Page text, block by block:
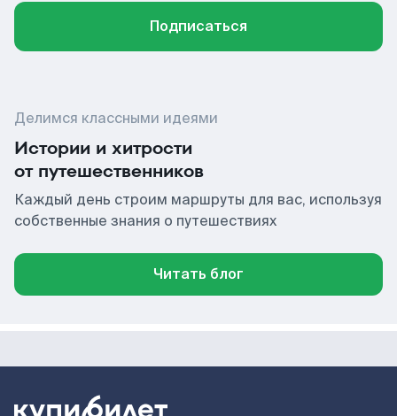
Подписаться
Делимся классными идеями
Истории и хитрости
от путешественников
Каждый день строим маршруты для вас, используя
собственные знания о путешествиях
Читать блог